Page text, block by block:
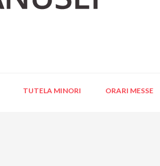
TUTELA MINORI ORARI MESSE